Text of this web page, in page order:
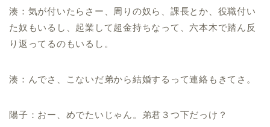
湊：気が付いたらさー、周りの奴ら、課長とか、役職付い
た奴もいるし、起業して超金持ちなって、六本木で踏ん反
り返ってるのもいるし。
湊：んでさ、こないだ弟から結婚するって連絡もきてさ。
陽子：おー、めでたいじゃん。弟君３つ下だっけ？